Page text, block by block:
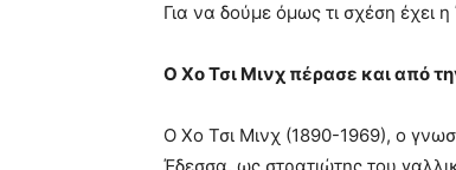
Για να δούμε όμως τι σχέση έχει
Ο Χο Τσι Μινχ πέρασε και από
Ο Χο Τσι Μινχ (1890-1969), ο